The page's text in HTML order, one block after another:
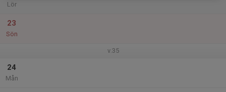
Lör
23
Sön
v.35
24
Mån